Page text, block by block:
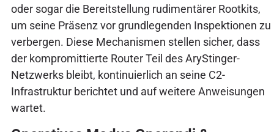
oder sogar die Bereitstellung rudimentärer Rootkits,
um seine Präsenz vor grundlegenden Inspektionen zu
verbergen. Diese Mechanismen stellen sicher, dass
der kompromittierte Router Teil des AryStinger-
Netzwerks bleibt, kontinuierlich an seine C2-
Infrastruktur berichtet und auf weitere Anweisungen
wartet.